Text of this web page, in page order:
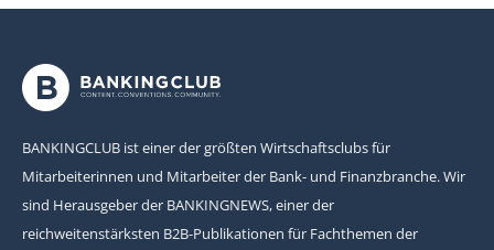
BANKINGCLUB ist einer der größten Wirtschaftsclubs für
Mitarbeiterinnen und Mitarbeiter der Bank- und Finanzbranche. Wir
sind Herausgeber der BANKINGNEWS, einer der
reichweitenstärksten B2B-Publikationen für Fachthemen der